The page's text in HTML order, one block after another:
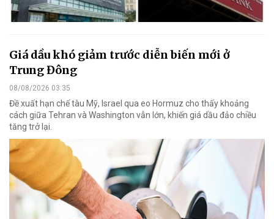
Giá dầu khó giảm trước diễn biến mới ở
Trung Đông
08/08/2026 03:35
Đề xuất hạn chế tàu Mỹ, Israel qua eo Hormuz cho thấy khoảng
cách giữa Tehran và Washington vẫn lớn, khiến giá dầu đảo chiều
tăng trở lại.